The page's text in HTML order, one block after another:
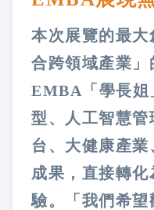
本次展覽的最
合跨領域產業」
EMBA「學長姐
型、人工智慧
台、大健康產
成果，直接轉
驗。「我們希望